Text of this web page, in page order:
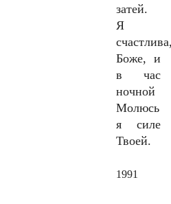
затей.
Я
Боже, и
в час
ночной
Молюсь
я силе
Твоей.
1991